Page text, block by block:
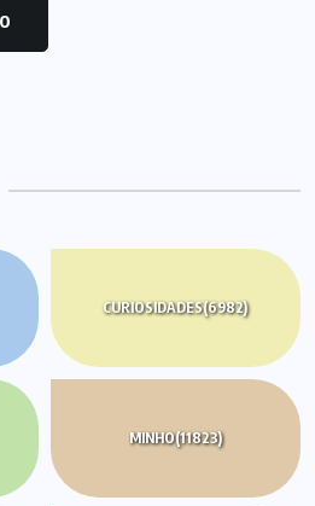
CURIOSIDADES(6982)
MINHO(11823)